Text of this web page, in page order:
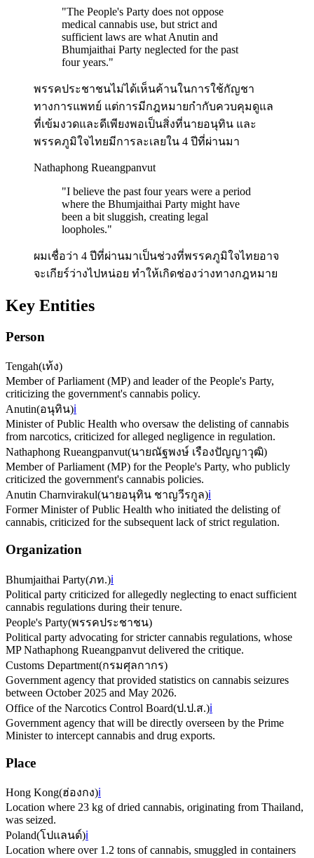
"The People's Party does not oppose
medical cannabis use, but strict and
sufficient laws are what Anutin and
Bhumjaithai Party neglected for the past
four years."
พรรคประชาชนไม่ได้เห็นค้านในการใช้กัญชา
ทางการแพทย์ แต่การมีกฎหมายกำกับควบคุมดูแล
ที่เข้มงวดและดีเพียงพอเป็นสิ่งที่นายอนุทิน และ
พรรคภูมิใจไทยมีการละเลยใน 4 ปีที่ผ่านมา
Nathaphong Rueangpanvut
"I believe the past four years were a period
where the Bhumjaithai Party might have
been a bit sluggish, creating legal
loopholes."
ผมเชื่อว่า 4 ปีที่ผ่านมาเป็นช่วงที่พรรคภูมิใจไทยอาจ
จะเกียร์ว่างไปหน่อย ทำให้เกิดช่องว่างทางกฎหมาย
Key Entities
Person
Tengah(เท้ง)
Member of Parliament (MP) and leader of the People's Party,
criticizing the government's cannabis policy.
Anutin(อนุทิน)ℹ️
Minister of Public Health who oversaw the delisting of cannabis
from narcotics, criticized for alleged negligence in regulation.
Nathaphong Rueangpanvut(นายณัฐพงษ์ เรืองปัญญาวุฒิ)
Member of Parliament (MP) for the People's Party, who publicly
criticized the government's cannabis policies.
Anutin Charnvirakul(นายอนุทิน ชาญวีรกูล)ℹ️
Former Minister of Public Health who initiated the delisting of
cannabis, criticized for the subsequent lack of strict regulation.
Organization
Bhumjaithai Party(ภท.)ℹ️
Political party criticized for allegedly neglecting to enact sufficient
cannabis regulations during their tenure.
People's Party(พรรคประชาชน)
Political party advocating for stricter cannabis regulations, whose
MP Nathaphong Rueangpanvut delivered the critique.
Customs Department(กรมศุลกากร)
Government agency that provided statistics on cannabis seizures
between October 2025 and May 2026.
Office of the Narcotics Control Board(ป.ป.ส.)ℹ️
Government agency that will be directly overseen by the Prime
Minister to intercept cannabis and drug exports.
Place
Hong Kong(ฮ่องกง)ℹ️
Location where 23 kg of dried cannabis, originating from Thailand,
was seized.
Poland(โปแลนด์)ℹ️
Location where over 1.2 tons of cannabis, smuggled in containers